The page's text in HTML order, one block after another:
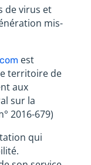
de virus et
mis-
est
territoire de
aux
sur la
2016-679)
qui